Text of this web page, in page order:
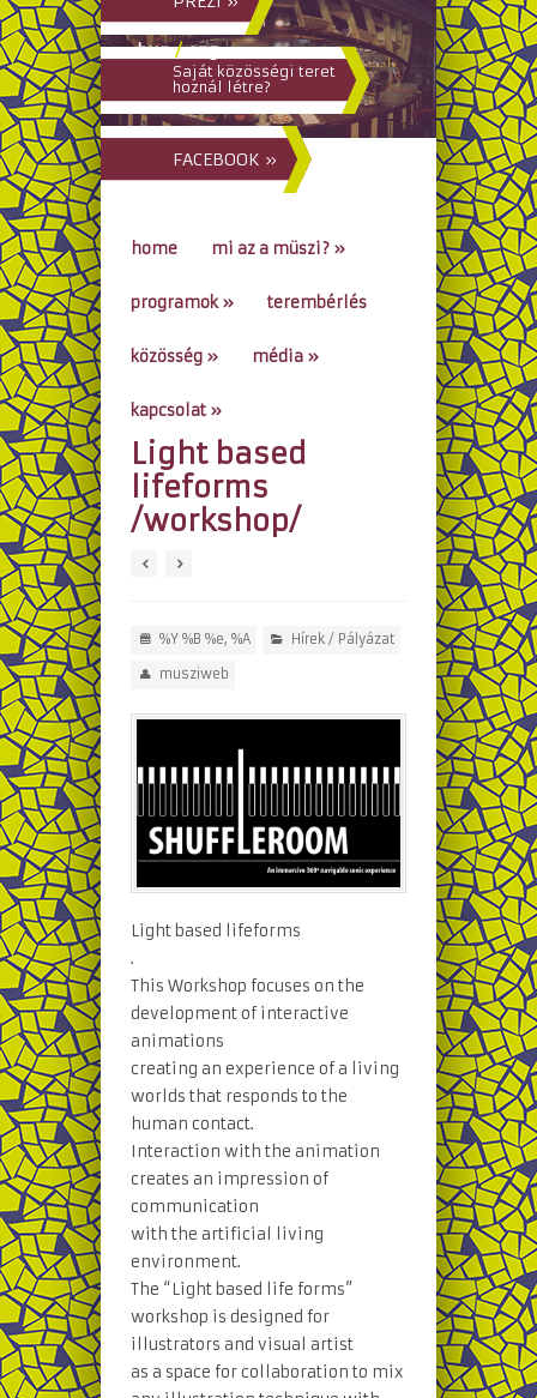
hun/eng
Saját közösségi teret
hoznál létre?
FACEBOOK »
home mi az a müszi? »
programok» terembérlés
közösség » média »
kapcsolat »
go to...
Light based
lifeforms
/workshop/
%Y %B %e, %A Hírek/ Pályázat
musziweb
Light based lifeforms
.
This Workshop focuses on the
development of interactive
animations
creating an experience of a living
worlds that responds to the
human contact.
Interaction with the animation
creates an impression of
communication
with the artificial living
environment.
The “Light based life forms”
workshop is designed for
illustrators and visual artist
as a space for collaboration to mix